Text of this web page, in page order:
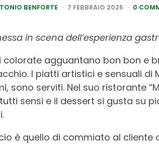
BENFORTE 7 FEBBRAIO 2025 0
in scena dell’esperienza
colorate agguantano bon bon e
I piatti artistici e sensuali
sono serviti. Nel suo ristorante
sensi e il dessert si gusta su
è quello di commiato al cliente